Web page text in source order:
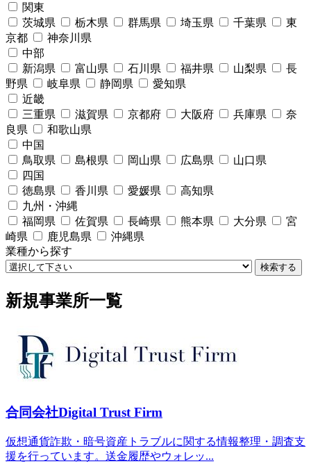
関東
茨城県
栃木県 群馬県 埼玉県 千葉県
東
京都
神奈川県
中部
新潟県
富山県 石川県 福井県 山梨県
長
野県
岐阜県 静岡県
愛知県
近畿
三重県
滋賀県 京都府 大阪府 兵庫県
奈
良県
和歌山県
中国
鳥取県
島根県 岡山県 広島県
山口県
四国
徳島県
香川県 愛媛県
高知県
九州・沖縄
福岡県
佐賀県 長崎県 熊本県 大分県
宮
崎県
鹿児島県
沖縄県
業種から探す
検索する
新規事業所一覧
合同会社Digital Trust Firm
仮想通貨詐欺・暗号資産トラブルに関する情報整理・調査支
援を行っています。送金履歴やウォレッ...